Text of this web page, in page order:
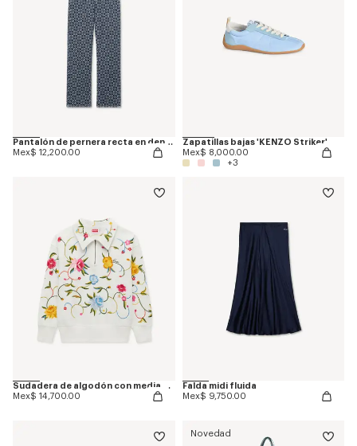
Pantalón de pernera recta en denim japonés 'Kenzogram'
Mex$ 12,200.00
Zapatillas bajas 'KENZO Striker'
Mex$ 8,000.00
+3
Sudadera de algodón con media cremallera bordada 'KENZO Wildflower'
Mex$ 14,700.00
Falda midi fluida
Mex$ 9,750.00
Novedad